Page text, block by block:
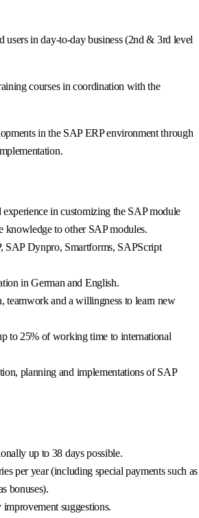
users in day-to-day business (2nd & 3rd level
courses in coordination with the
in the SAP ERP environment through
in customizing the SAP module
knowledge to other SAP modules.
Dynpro, Smartforms, SAPScript
in German and English.
teamwork and a willingness to learn new
to 25% of working time to international
planning and implementations of SAP
up to 38 days possible.
per year (including special payments such as
bonuses).
suggestions.